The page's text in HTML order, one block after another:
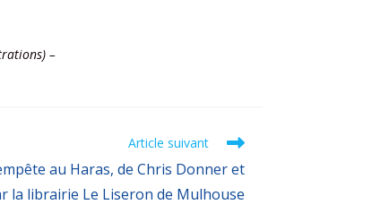
–
Article suivant
au Haras, de Chris Donner et
la librairie Le Liseron de Mulhouse